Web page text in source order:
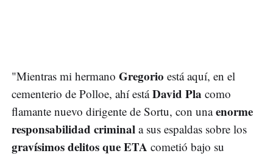
"Mientras mi hermano Gregorio está aquí, en el
cementerio de Polloe, ahí estáDavid Pla como
flamante nuevo dirigente de Sortu, con unaenorme
responsabilidad criminal a sus espaldas sobre los
gravísimos delitos que ETA cometió bajo su